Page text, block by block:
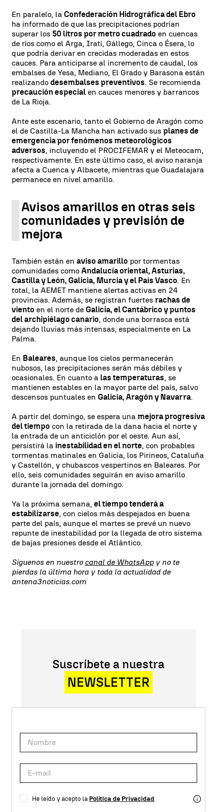
En paralelo, la Confederación Hidrográfica del Ebro
ha informado de que las precipitaciones podrían
superar los 50 litros por metro cuadrado en cuencas
de ríos como el Arga, Irati, Gállego, Cinca o Ésera, lo
que podría derivar en crecidas moderadas en estos
cauces. Para anticiparse al incremento de caudal, los
embalses de Yesa, Mediano, El Grado y Barasona están
realizando desembalses preventivos. Se recomienda
precaución especial en cauces menores y barrancos
de La Rioja.
Ante este escenario, tanto el Gobierno de Aragón como
el de Castilla-La Mancha han activado sus planes de
emergencia por fenómenos meteorológicos
adversos, incluyendo el PROCIFEMAR y el Meteocam,
respectivamente. En este último caso, el aviso naranja
afecta a Cuenca y Albacete, mientras que Guadalajara
permanece en nivel amarillo.
Avisos amarillos en otras seis
comunidades y previsión de
mejora
También están en aviso amarillo por tormentas
comunidades como Andalucía oriental, Asturias,
Castilla y León, Galicia, Murcia y el País Vasco. En
total, la AEMET mantiene alertas activas en 24
provincias. Además, se registran fuertes rachas de
viento en el norte de Galicia, el Cantábrico y puntos
del archipiélago canario, donde una borrasca está
dejando lluvias más intensas, especialmente en La
Palma.
En Baleares, aunque los cielos permanecerán
nubosos, las precipitaciones serán más débiles y
ocasionales. En cuanto a las temperaturas, se
mantienen estables en la mayor parte del país, salvo
descensos puntuales en Galicia, Aragón y Navarra.
A partir del domingo, se espera una mejora progresiva
del tiempo con la retirada de la dana hacia el norte y
la entrada de un anticiclón por el oeste. Aun así,
persistirá la inestabilidad en el norte, con probables
tormentas matinales en Galicia, los Pirineos, Cataluña
y Castellón, y chubascos vespertinos en Baleares. Por
ello, seis comunidades seguirán en aviso amarillo
durante la jornada del domingo.
Ya la próxima semana, el tiempo tenderá a
estabilizarse, con cielos más despejados en buena
parte del país, aunque el martes se prevé un nuevo
repunte de inestabilidad por la llegada de otro sistema
de bajas presiones desde el Atlántico.
Síguenos en nuestro canal de WhatsAppy no te
pierdas la última hora y toda la actualidad de
antena3noticias.com
Suscríbete a nuestra
NEWSLETTER
He leído y acepto la Política de Privacidad